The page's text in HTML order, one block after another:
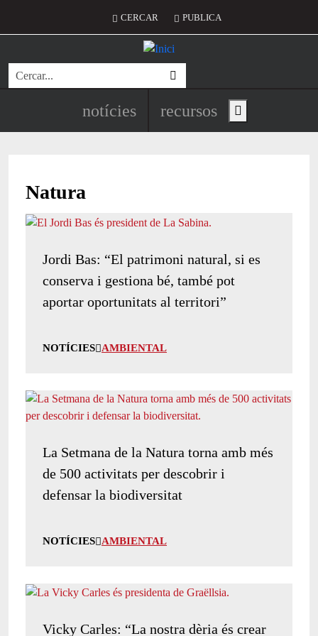
Menú del compte d'usuari
CERCAR PUBLICA
Cerca
Navegació principal de
notícies recursos Show main menu
Natura
Jordi Bas: “El patrimoni natural, si es
conserva i gestiona bé, també pot
aportar oportunitats al territori”
NOTÍCIES AMBIENTAL
La Setmana de la Natura torna amb més
de 500 activitats per descobrir i
defensar la biodiversitat
NOTÍCIES AMBIENTAL
Vicky Carles: “La nostra dèria és crear